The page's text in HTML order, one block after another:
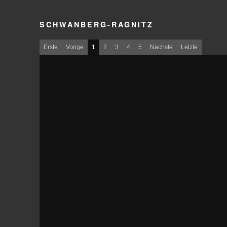
SCHWANBERG-RAGNITZ
Erste Vorige 1 2 3 4 5 Nächste Letzte